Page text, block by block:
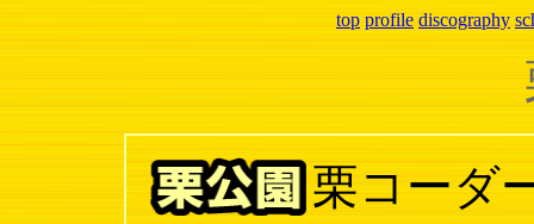
top profile discography
栗コーダ